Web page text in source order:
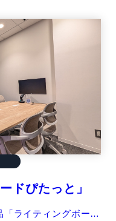
ドぴたっと」
ライティングボード